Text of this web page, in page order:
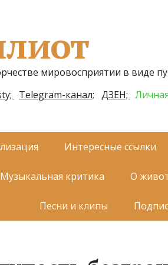
мировосприятии в виде
Telegram-канал; ДЗЕН;
Интересные ссылки
Музыкальная критика О
Песни и клипы